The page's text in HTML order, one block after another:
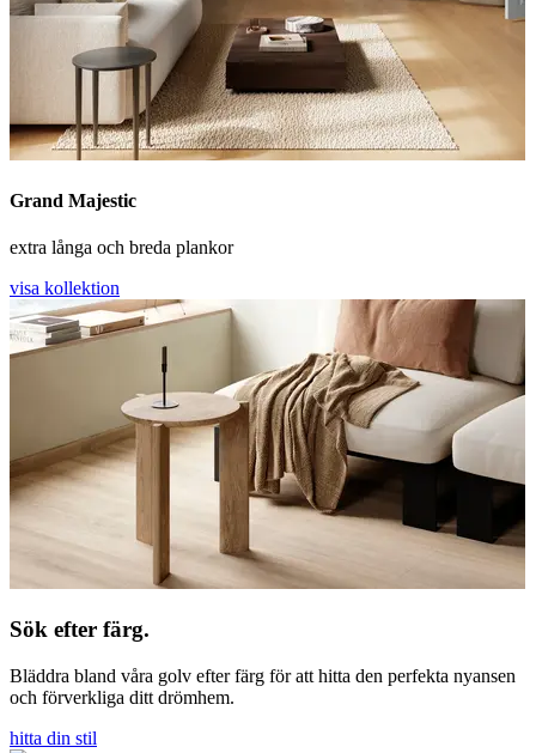
Grand Majestic
extra långa och breda plankor
visa kollektion
Sök efter färg.
Bläddra bland våra golv efter färg för att hitta den perfekta nyansen
och förverkliga ditt drömhem.
hitta din stil